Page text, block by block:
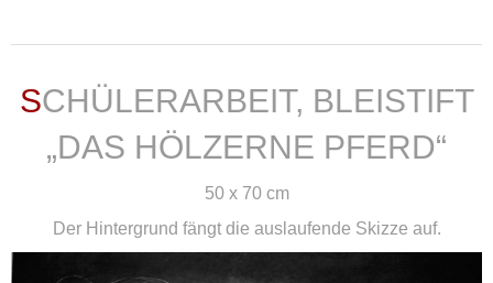
SCHÜLERARBEIT, BLEISTIFT
„DAS HÖLZERNE PFERD“
50 x 70 cm
Der Hintergrund fängt die auslaufende Skizze auf.